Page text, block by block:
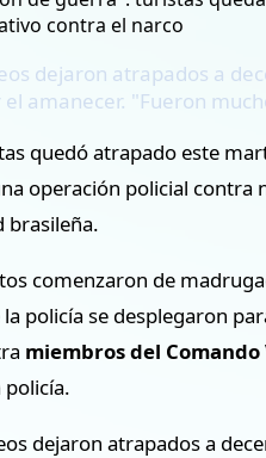
dejaron atrapados a
amanecer. "Fueron
quedó atrapado este
operación policial
brasileña.
comenzaron de
policía se desplegaron
miembros del
policía.
dejaron atrapados a